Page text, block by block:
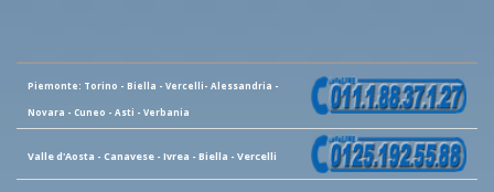
Piemonte: Torino - Biella - Vercelli- Alessandria -
Novara - Cuneo - Asti - Verbania
Valle d'Aosta - Canavese - Ivrea - Biella - Vercelli